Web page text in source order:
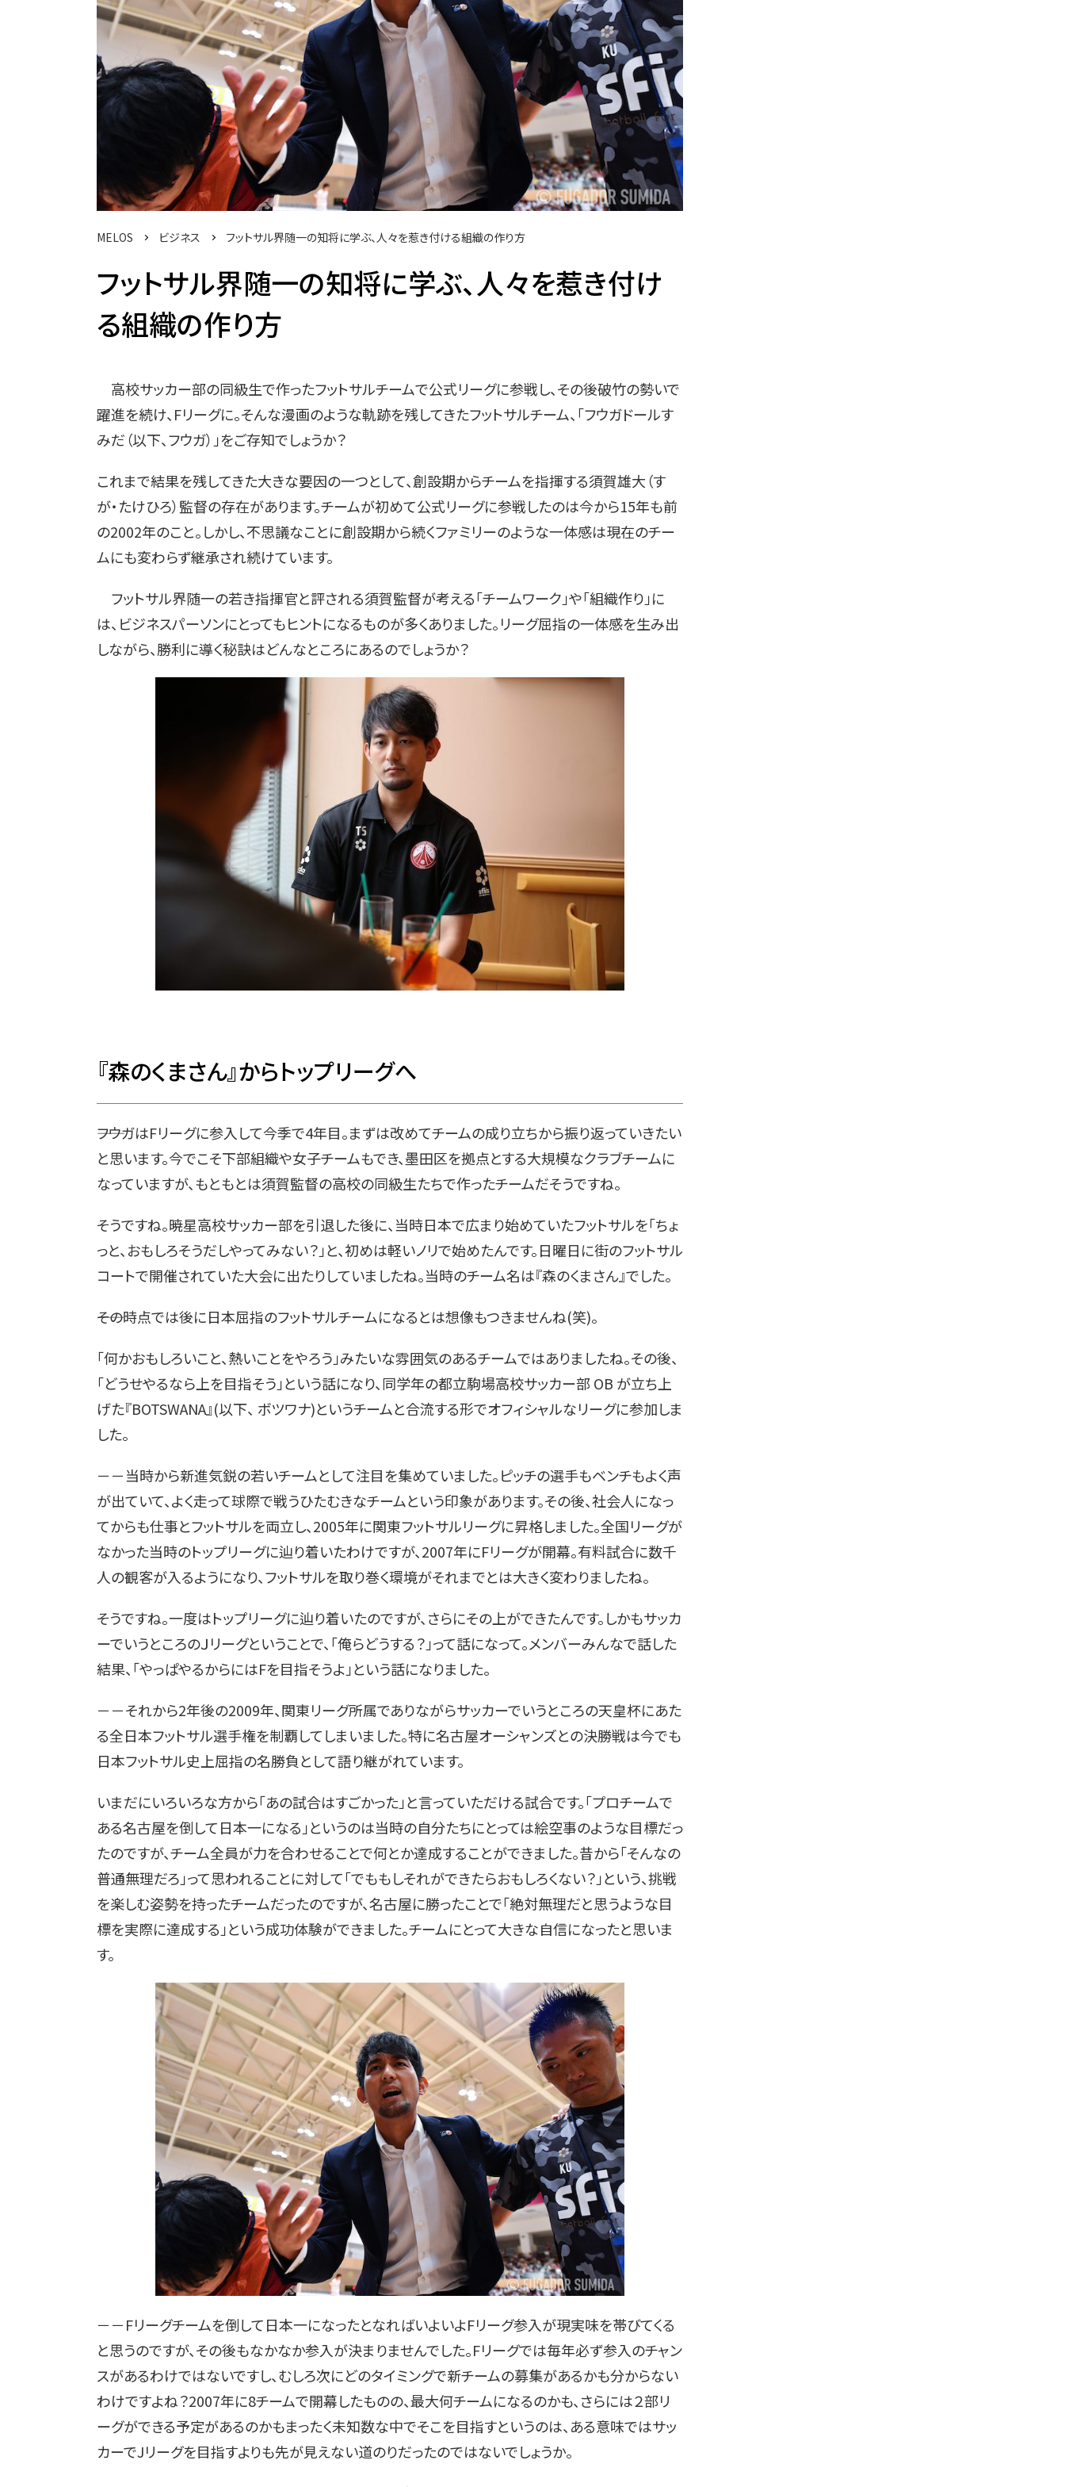
MELOS ビジネス フットサル界随一の知将に学ぶ、人々を惹き付ける組織の作り方
フットサル界随一の知将に学ぶ、人々を惹き付け
る組織の作り方
高校サッカー部の同級生で作ったフットサルチームで公式リーグに参戦し、その後破竹の勢いで
躍進を続け、Fリーグに。そんな漫画のような軌跡を残してきたフットサルチーム、「フウガドールす
みだ（以下、フウガ）」をご存知でしょうか？
これまで結果を残してきた大きな要因の一つとして、創設期からチームを指揮する須賀雄大（す
が・たけひろ）監督の存在があります。チームが初めて公式リーグに参戦したのは今から15年も前
の2002年のこと。しかし、不思議なことに創設期から続くファミリーのような一体感は現在のチー
ムにも変わらず継承され続けています。
フットサル界随一の若き指揮官と評される須賀監督が考える「チームワーク」や「組織作り」に
は、ビジネスパーソンにとってもヒントになるものが多くありました。リーグ屈指の一体感を生み出
しながら、勝利に導く秘訣はどんなところにあるのでしょうか？
『森のくまさん』からトップリーグへ
――フウガはFリーグに参入して今季で4年目。まずは改めてチームの成り立ちから振り返っていきたい
と思います。今でこそ下部組織や女子チームもでき、墨田区を拠点とする大規模なクラブチームに
なっていますが、もともとは須賀監督の高校の同級生たちで作ったチームだそうですね。
そうですね。暁星高校サッカー部を引退した後に、当時日本で広まり始めていたフットサルを「ちょ
っと、おもしろそうだしやってみない？」と、初めは軽いノリで始めたんです。日曜日に街のフットサル
コートで開催されていた大会に出たりしていましたね。当時のチーム名は『森のくまさん』でした。
――その時点では後に日本屈指のフットサルチームになるとは想像もつきませんね(笑)。
「何かおもしろいこと、熱いことをやろう」みたいな雰囲気のあるチームではありましたね。その後、
「どうせやるなら上を目指そう」という話になり、同学年の都立駒場高校サッカー部 OB が立ち上
げた『BOTSWANA』(以下、 ボツワナ)というチームと合流する形でオフィシャルなリーグに参加しま
した。
－－当時から新進気鋭の若いチームとして注目を集めていました。ピッチの選手もベンチもよく声
が出ていて、よく走って球際で戦うひたむきなチームという印象があります。その後、社会人になっ
てからも仕事とフットサルを両立し、2005年に関東フットサルリーグに昇格しました。全国リーグが
なかった当時のトップリーグに辿り着いたわけですが、2007年にFリーグが開幕。有料試合に数千
人の観客が入るようになり、フットサルを取り巻く環境がそれまでとは大きく変わりましたね。
そうですね。一度はトップリーグに辿り着いたのですが、さらにその上ができたんです。しかもサッカ
ーでいうところのＪリーグということで、「俺らどうする？」って話になって。メンバーみんなで話した
結果、「やっぱやるからにはFを目指そうよ」という話になりました。
－－それから2年後の2009年、関東リーグ所属でありながらサッカーでいうところの天皇杯にあた
る全日本フットサル選手権を制覇してしまいました。特に名古屋オーシャンズとの決勝戦は今でも
日本フットサル史上屈指の名勝負として語り継がれています。
いまだにいろいろな方から「あの試合はすごかった」と言っていただける試合です。「プロチームで
ある名古屋を倒して日本一になる」というのは当時の自分たちにとっては絵空事のような目標だっ
たのですが、チーム全員が力を合わせることで何とか達成することができました。昔から「そんなの
普通無理だろ」って思われることに対して「でももしそれができたらおもしろくない？」という、挑戦
を楽しむ姿勢を持ったチームだったのですが、名古屋に勝ったことで「絶対無理だと思うような目
標を実際に達成する」という成功体験ができました。チームにとって大きな自信になったと思いま
す。
－－Fリーグチームを倒して日本一になったとなればいよいよFリーグ参入が現実味を帯びてくる
と思うのですが、その後もなかなか参入が決まりませんでした。Fリーグでは毎年必ず参入のチャン
スがあるわけではないですし、むしろ次にどのタイミングで新チームの募集があるかも分からない
わけですよね？2007年に8チームで開幕したものの、最大何チームになるのかも、さらには２部リ
ーグができる予定があるのかもまったく未知数な中でそこを目指すというのは、ある意味ではサッ
カーでJリーグを目指すよりも先が見えない道のりだったのではないでしょうか。